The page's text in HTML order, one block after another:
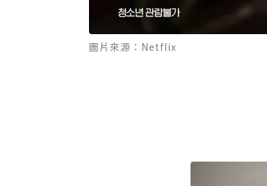
圖片來源：Netflix